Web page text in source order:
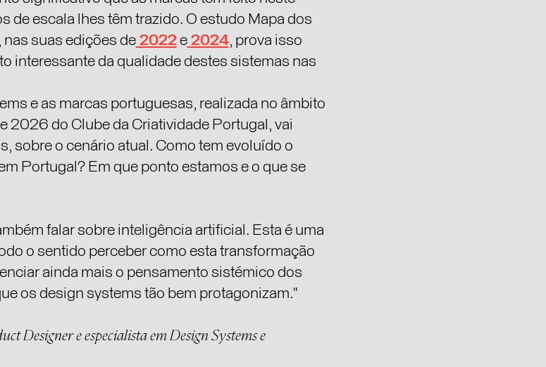
de escala lhes têm trazido. O estudo Mapa dos
suas edições de2022e2024, prova isso
interessante da qualidade destes sistemas nas
e as marcas portuguesas, realizada no âmbito
2026 do Clube da Criatividade Portugal, vai
sobre o cenário atual. Como tem evoluído o
Portugal? Em que ponto estamos e o que se
falar sobre inteligência artificial. Esta é uma
o sentido perceber como esta transformação
ainda mais o pensamento sistémico dos
os design systems tão bem protagonizam."
Designer e especialista em Design Systems e